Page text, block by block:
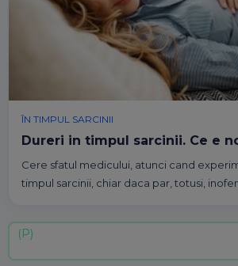
ÎN TIMPUL SARCINII
Dureri in timpul sarcinii. Ce e
Cere sfatul medicului, atunci cand
timpul sarcinii, chiar daca par, totusi,